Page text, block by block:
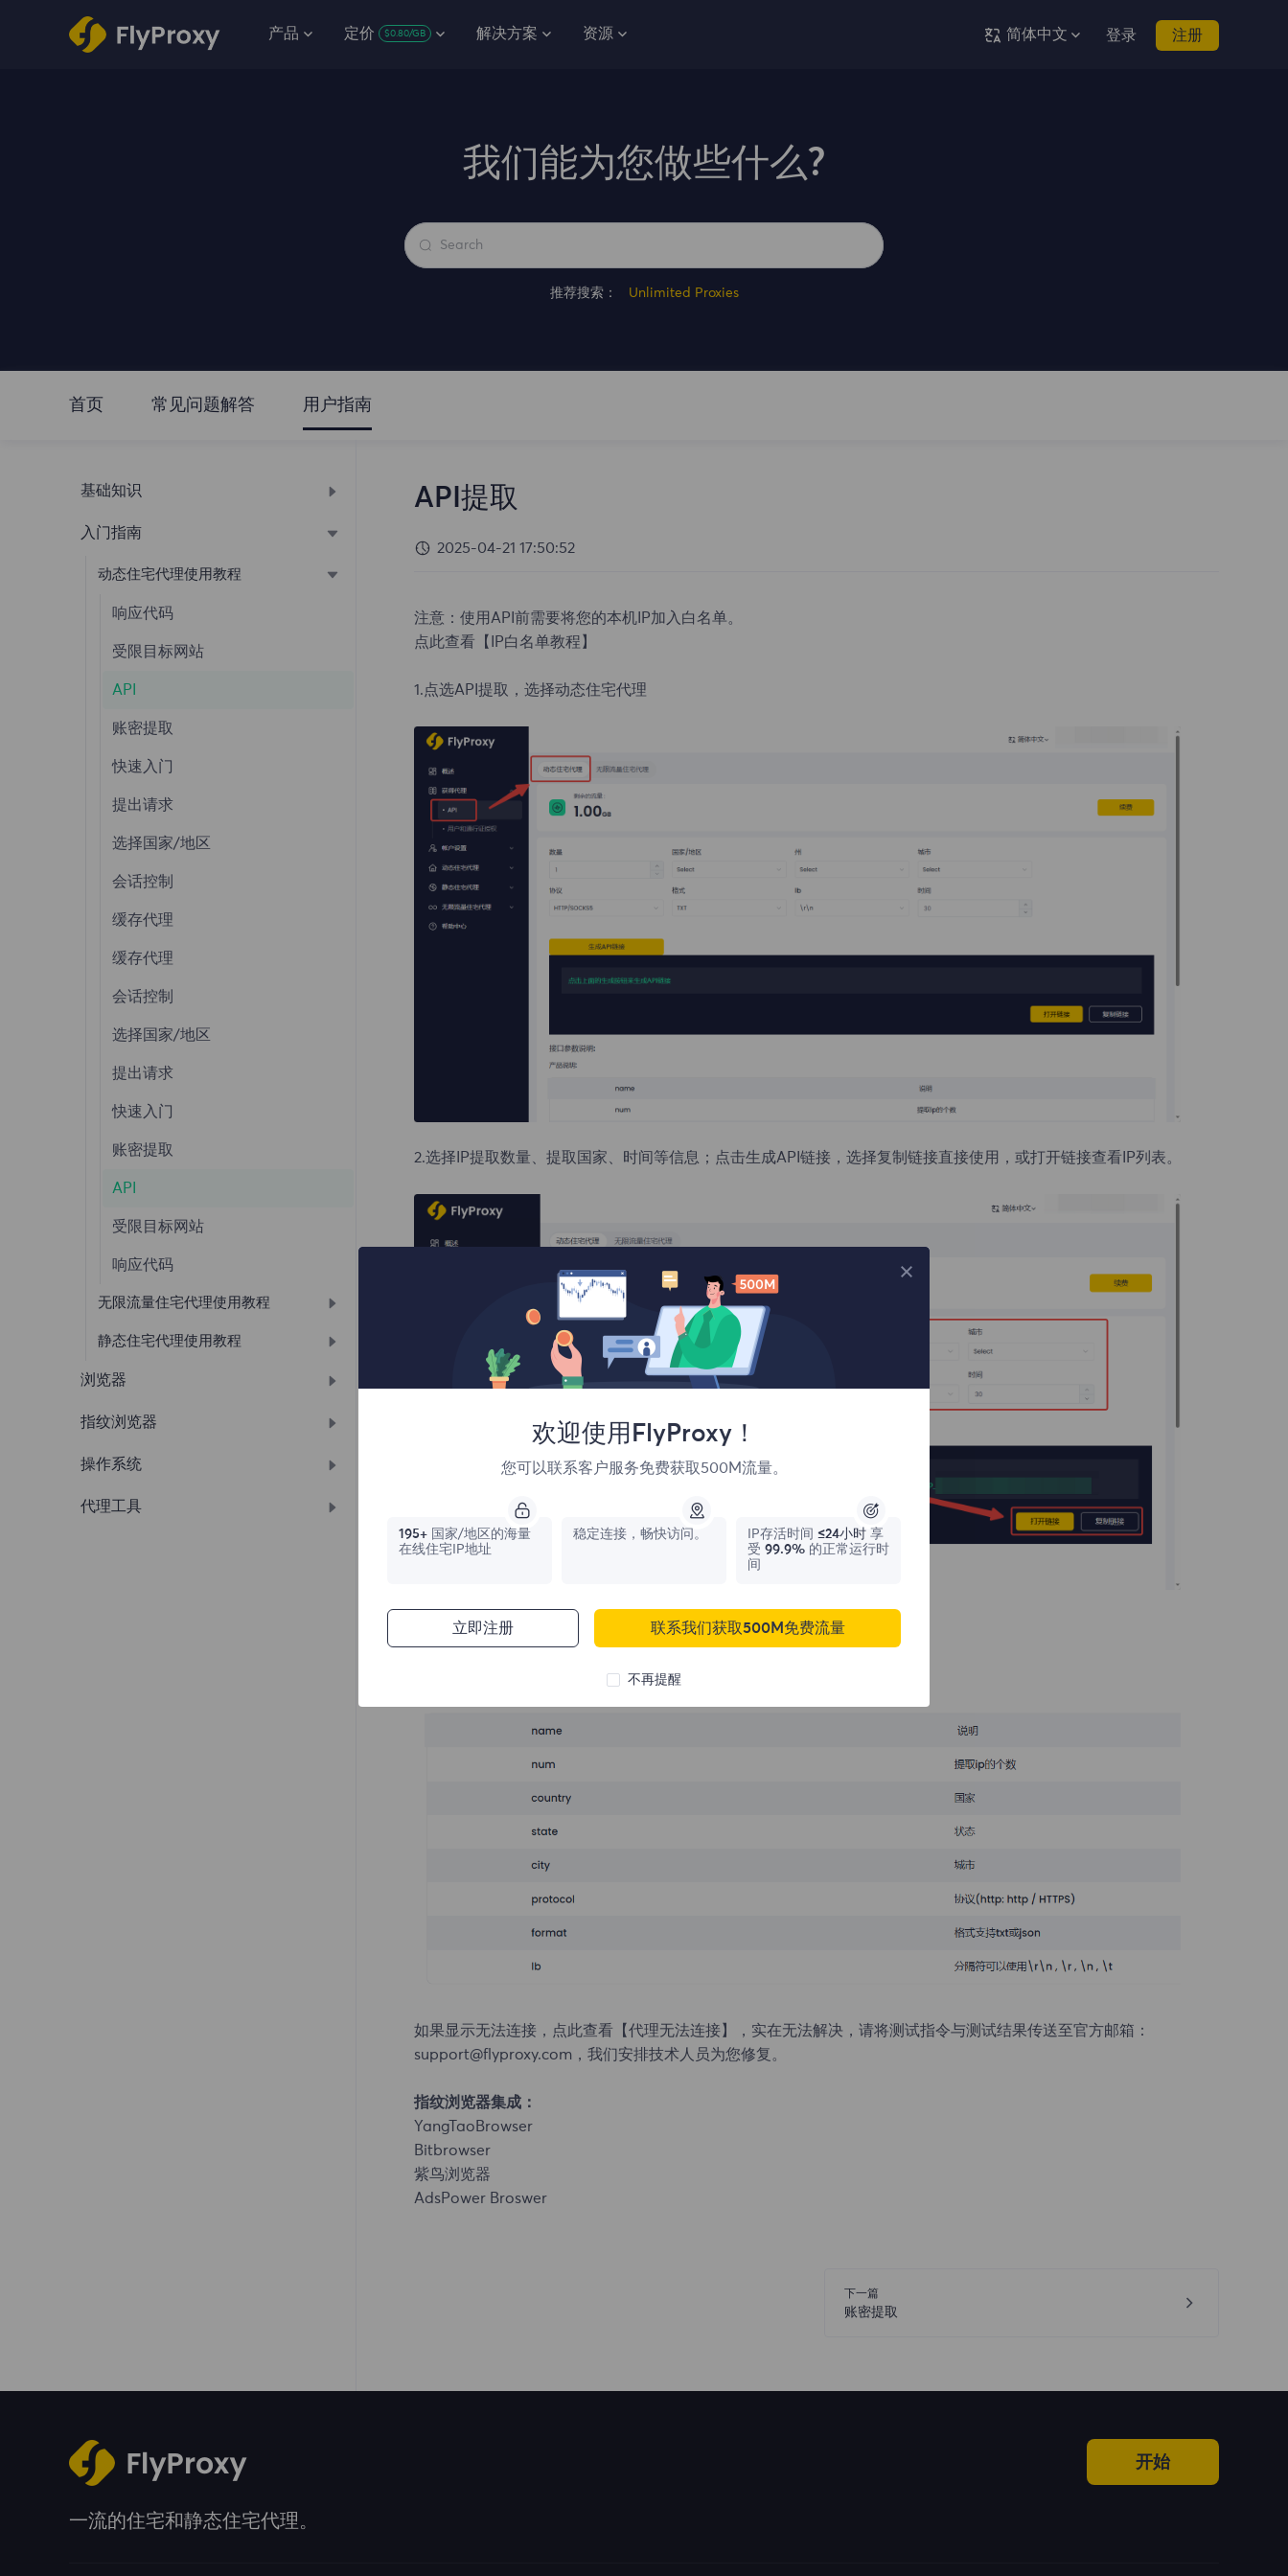
产品 定价 $0.80/GB 解决方案 资源 简体中文 登录 注册
我们能为您做些什么?
推荐搜索： Unlimited Proxies
首页 常见问题解答 用户指南
基础知识
开启网站通知
什么是FlyProxy
提取方式
修改密码
购买指南
注册登入
添加用户教程
白名单认证教程
仪表板
住宅代理
忘记密码
应用场景
代理测试
入门指南
动态住宅代理使用教程
响应代码
受限目标网站
API
账密提取
快速入门
提出请求
选择国家/地区
会话控制
缓存代理
缓存代理
会话控制
选择国家/地区
提出请求
快速入门
账密提取
API
受限目标网站
响应代码
无限流量住宅代理使用教程
API提取
账密提取
账密提取
API提取
静态住宅代理使用教程
IP管理
账密提取
账密提取
浏览器
谷歌浏览器
EDGE浏览器
Opera浏览器
指纹浏览器
紫鸟浏览器
Bitbrowser
操作系统
IOS
代理工具
API提取
2025-04-21 17:50:52
注意：使用API前需要将您的本机IP加入白名单。
点此查看 【IP白名单教程】
1.点选API提取，选择动态住宅代理
2.选择IP提取数量、提取国家、时间等信息；点击生成API链接，选择复制链接直接使用，或打开链接查看IP列表。
如果显示无法连接，点此查看 【代理无法连接】
，实在无法解决，请将测试指令与测试结果传送至官方邮箱：
support@flyproxy.com，我们安排技术人员为您修复。
指纹浏览器集成：
YangTaoBrowser
Bitbrowser
紫鸟浏览器
AdsPower Broswer
下一篇
账密提取
一流的住宅和静态住宅代理。
开始
欢迎使用FlyProxy！
您可以联系客户服务免费获取500M流量。
195+ 国家/地区的海量
在线住宅IP地址
稳定连接，畅快访问。 IP存活时间 ≤24小时 享
受 99.9% 的正常运行时
间
立即注册 联系我们获取500M免费流量
不再提醒